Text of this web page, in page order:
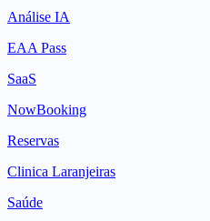
Análise IA
EAA Pass
SaaS
NowBooking
Reservas
Clinica Laranjeiras
Saúde